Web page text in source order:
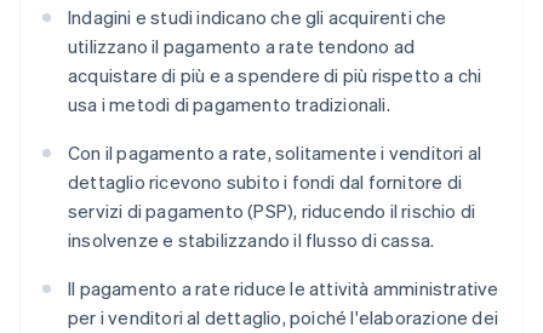
Indagini e studi indicano che gli acquirenti che
utilizzano il pagamento a rate tendono ad
acquistare di più e a spendere di più rispetto a chi
usa i metodi di pagamento tradizionali.
Con il pagamento a rate, solitamente i venditori al
dettaglio ricevono subito i fondi dal fornitore di
servizi di pagamento (PSP), riducendo il rischio di
insolvenze e stabilizzando il flusso di cassa.
Il pagamento a rate riduce le attività amministrative
per i venditori al dettaglio, poiché l'elaborazione dei